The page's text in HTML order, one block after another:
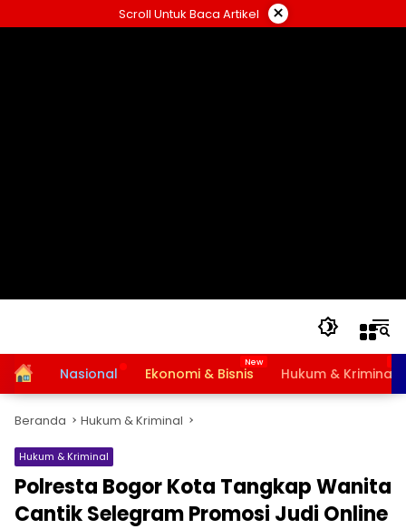
ke
Scroll Untuk Baca Artikel ×
HomeNasional Ekonomi & Bisnis Hukum & Kriminal
Beranda Hukum & Kriminal
Hukum & Kriminal
Polresta Bogor Kota Tangkap Wanita
Cantik Selegram Promosi Judi Online